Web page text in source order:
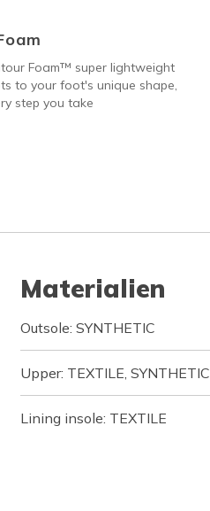
Foam™ super lightweight
to your foot's unique shape,
step you take
Materialien
Outsole: SYNTHETIC
Upper: TEXTILE, SYNTHETIC
Lining insole: TEXTILE